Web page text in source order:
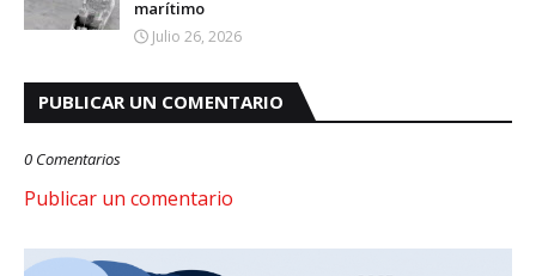
marítimo
Julio 26, 2026
PUBLICAR UN COMENTARIO
0 Comentarios
Publicar un comentario